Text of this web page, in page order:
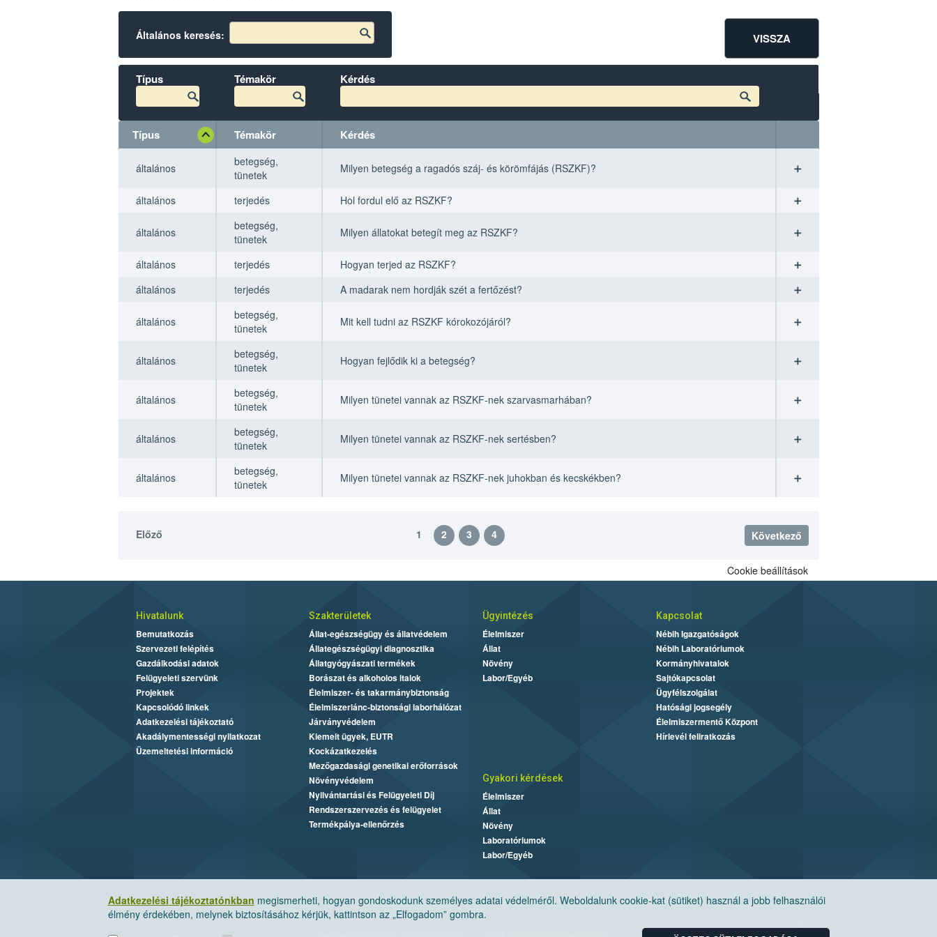
VISSZA
Általános keresés:
Típus Témakör Kérdés
Típus Témakör
Kérdés
Témakör
Témakör
általános
betegség,
tünetek
Milyen betegség a ragadós száj- és körömfájás (RSZKF)? ➕
általános terjedés Hol fordul elő az RSZKF? ➕
általános
betegség,
tünetek
Milyen állatokat betegít meg az RSZKF? ➕
általános terjedés Hogyan terjed az RSZKF?
➕
általános
terjedés A madarak nem hordják szét a fertőzést? ➕
általános
betegség,
tünetek
Mit kell tudni az RSZKF kórokozójáról? ➕
általános
betegség,
tünetek
Hogyan fejlődik ki a betegség? ➕
általános
betegség,
tünetek
Milyen tünetei vannak az RSZKF-nek szarvasmarhában? ➕
általános
betegség,
tünetek
Milyen tünetei vannak az RSZKF-nek sertésben? ➕
általános
betegség,
tünetek
Milyen tünetei vannak az RSZKF-nek juhokban és kecskékben? ➕
Előző 1 2 3 4 Következő
Adatkezelési tájékoztatónkban megismerheti, hogyan gondoskodunk személyes adatai védelméről. Weboldalunk cookie-kat (sütiket) használ a jobb felhasználói
élmény érdekében, melynek biztosításához kérjük, kattintson az „Elfogadom” gombra.
Cookie beállítások
Hivatalunk
Bemutatkozás
Szervezeti felépítés
Gazdálkodási adatok
Felügyeleti szervünk
Projektek
Kapcsolódó linkek
Adatkezelési tájékoztató
Akadálymentességi nyilatkozat
Üzemeltetési információ
Szakterületek
Állat-egészségügy és állatvédelem
Állategészségügyi diagnosztika
Állatgyógyászati termékek
Borászat és alkoholos italok
Élelmiszer- és takarmánybiztonság
Élelmiszerlánc-biztonsági laborhálózat
Járványvédelem
Kiemelt ügyek, EUTR
Kockázatkezelés
Mezőgazdasági genetikai erőforrások
Növényvédelem
Nyilvántartási és Felügyeleti Díj
Rendszerszervezés és felügyelet
Termékpálya-ellenőrzés
Ügyintézés
Élelmiszer
Állat
Növény
Labor/Egyéb
Kapcsolat
Nébih Igazgatóságok
Nébih Laboratóriumok
Kormányhivatalok
Sajtókapcsolat
Ügyfélszolgálat
Hatósági jogsegély
Élelmiszermentő Központ
Hírlevél feliratkozás
Gyakori kérdések
Élelmiszer
Állat
Növény
Laboratóriumok
Labor/Egyéb